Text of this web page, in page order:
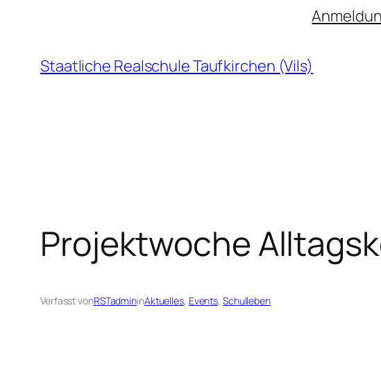
springenStaatliche Realschule Taufkirchen (Vils)
Projektwoche
Verfasst vonRSTadmininAktuelles, Events, Schulleben